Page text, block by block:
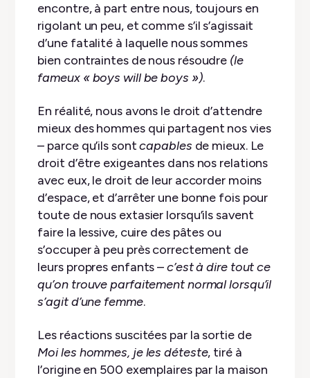
encontre, à part entre nous, toujours en
rigolant un peu, et comme s’il s’agissait
d’une fatalité à laquelle nous sommes
bien contraintes de nous résoudre (le
fameux « boys will be boys »).
En réalité, nous avons le droit d’attendre
mieux des hommes qui partagent nos vies
– parce qu’ils sontcapables de mieux. Le
droit d’être exigeantes dans nos relations
avec eux, le droit de leur accorder moins
d’espace, et d’arrêter une bonne fois pour
toute de nous extasier lorsqu’ils savent
faire la lessive, cuire des pâtes ou
s’occuper à peu près correctement de
leurs propres enfants –c’est à dire tout ce
qu’on trouve parfaitement normal lorsqu’il
s’agit d’une femme.
Les réactions suscitées par la sortie de
Moi les hommes, je les déteste, tiré à
l’origine en 500 exemplaires par la maison